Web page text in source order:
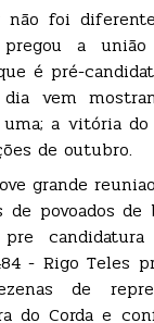
não foi
a união
é pré-
dia vem
a vitória do
de outubro.